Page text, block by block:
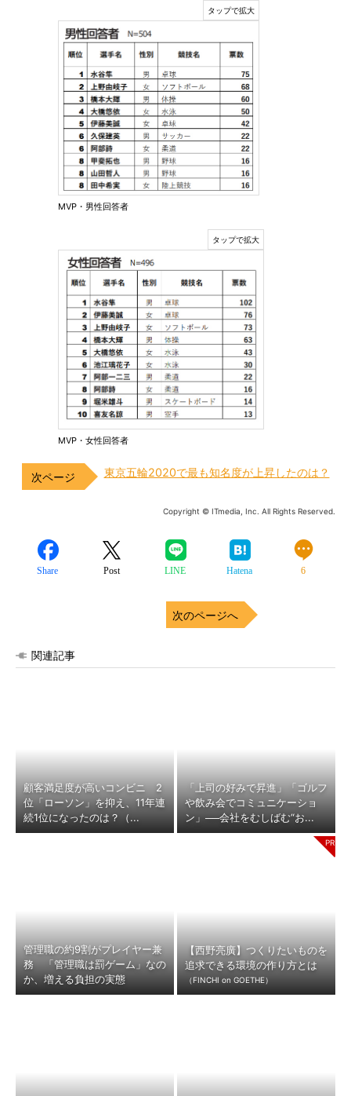
MVP・男性回答者
MVP・女性回答者
東京五輪2020で最も知名度が上昇したのは？
Copyright © ITmedia, Inc. All Rights Reserved.
Share Post LINE Hatena 6
次のページへ
関連記事
顧客満足度が高いコンビニ 2
位「ローソン」を抑え、11年連
続1位になったのは？（...
「上司の好みで昇進」「ゴルフ
や飲み会でコミュニケーショ
ン」──会社をむしばむ“お...
管理職の約9割がプレイヤー兼
務 「管理職は罰ゲーム」なの
か、増える負担の実態
【西野亮廣】つくりたいものを
追求できる環境の作り方とは
（FINCHI on GOETHE）